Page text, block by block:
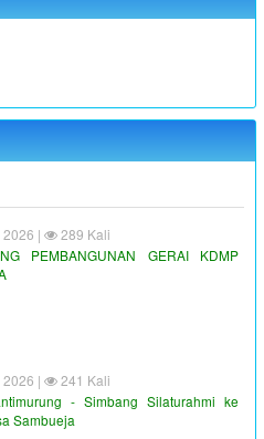
|
289 Kali
PEMBANGUNAN GERAI KDMP
|
241 Kali
- Simbang Silaturahmi ke
Sambueja